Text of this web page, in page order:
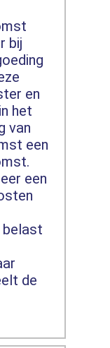
bij
en
het
van
een
een
belast
de